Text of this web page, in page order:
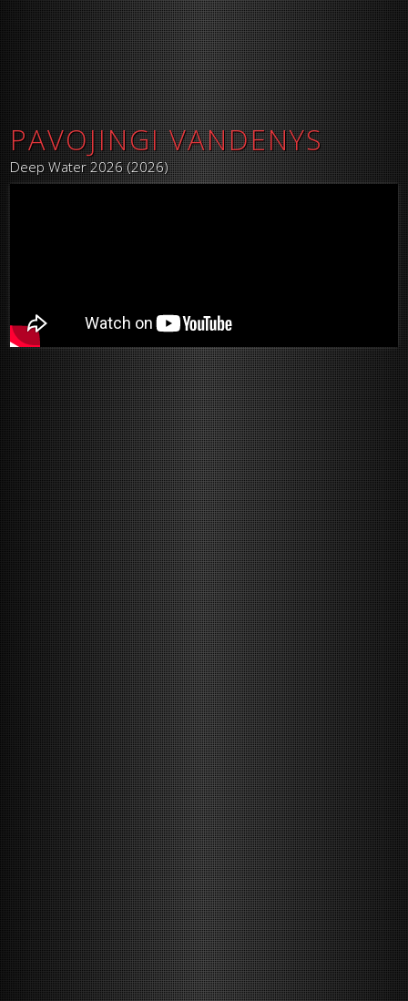
PAVOJINGI VANDENYS
Deep Water 2026 (2026)